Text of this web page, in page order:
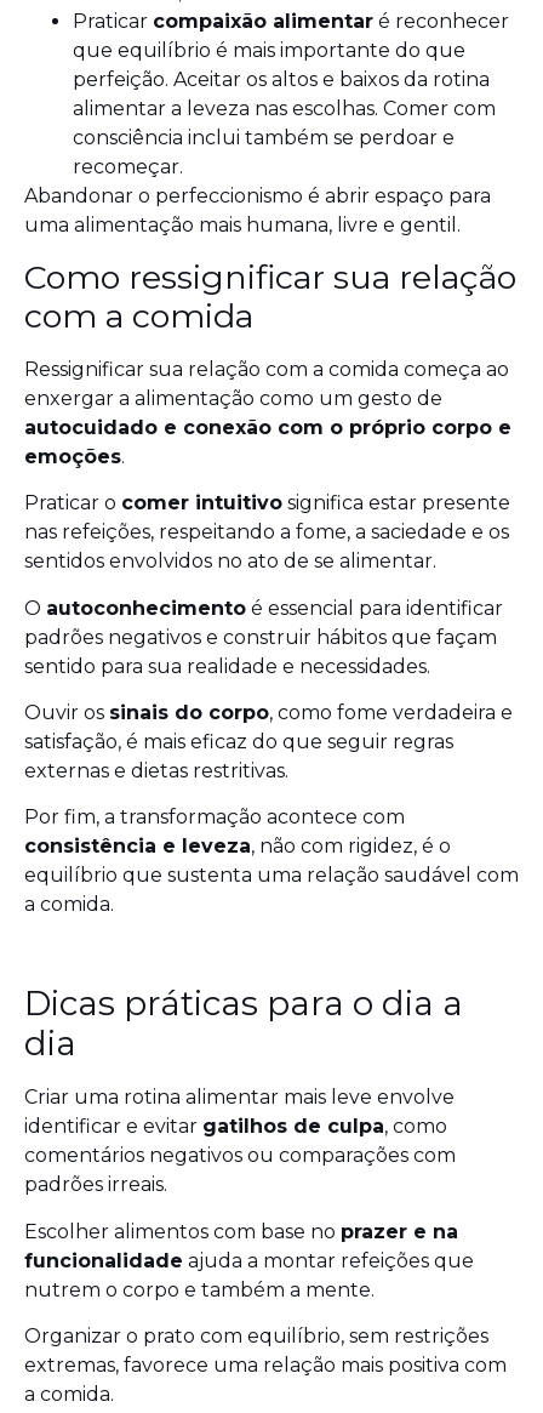
Praticar compaixão alimentar é reconhecer
que equilíbrio é mais importante do que
perfeição. Aceitar os altos e baixos da rotina
alimentar a leveza nas escolhas. Comer com
consciência inclui também se perdoar e
recomeçar.
Abandonar o perfeccionismo é abrir espaço para
uma alimentação mais humana, livre e gentil.
Como ressignificar sua relação
com a comida
Ressignificar sua relação com a comida começa ao
enxergar a alimentação como um gesto de
autocuidado e conexão com o próprio corpo e
emoções.
Praticar o comer intuitivo significa estar presente
nas refeições, respeitando a fome, a saciedade e os
sentidos envolvidos no ato de se alimentar.
O autoconhecimento é essencial para identificar
padrões negativos e construir hábitos que façam
sentido para sua realidade e necessidades.
Ouvir os sinais do corpo, como fome verdadeira e
satisfação, é mais eficaz do que seguir regras
externas e dietas restritivas.
Por fim, a transformação acontece com
consistência e leveza, não com rigidez, é o
equilíbrio que sustenta uma relação saudável com
a comida.
Dicas práticas para o dia a
dia
Criar uma rotina alimentar mais leve envolve
identificar e evitar gatilhos de culpa, como
comentários negativos ou comparações com
padrões irreais.
Escolher alimentos com base no prazer e na
funcionalidade ajuda a montar refeições que
nutrem o corpo e também a mente.
Organizar o prato com equilíbrio, sem restrições
extremas, favorece uma relação mais positiva com
a comida.